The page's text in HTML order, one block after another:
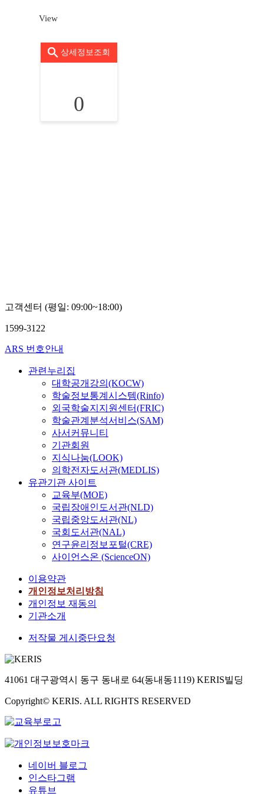
View
상세정보조회
0
고객센터 (평일: 09:00~18:00)
1599-3122
ARS 번호안내
관련누리집
대학공개강의(KOCW)
학술정보통계시스템(Rinfo)
외국학술지지원센터(FRIC)
학술관계분석서비스(SAM)
사서커뮤니티
기관회원
지식나눔(LOOK)
의학전자도서관(MEDLIS)
유관기관 사이트
교육부(MOE)
국립장애인도서관(NLD)
국립중앙도서관(NL)
국회도서관(NAL)
연구윤리정보포털(CRE)
사이언스온 (ScienceON)
이용약관
개인정보처리방침
개인정보 재동의
기관소개
저작물 게시중단요청
41061 대구광역시 동구 동내로 64(동내동1119) KERIS빌딩
Copyright© KERIS. ALL RIGHTS RESERVED
네이버 블로그
인스타그램
유튜브